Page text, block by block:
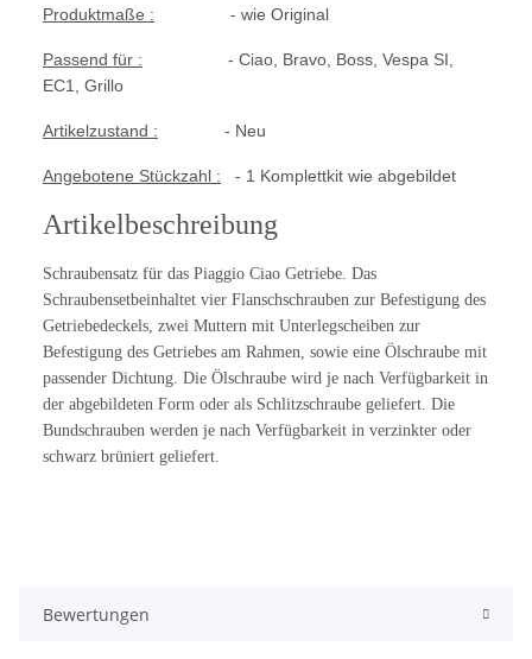
Produktmaße : - wie Original
Passend für : - Ciao, Bravo, Boss, Vespa SI,
EC1, Grillo
Artikelzustand : - Neu
Angebotene Stückzahl : - 1 Komplettkit wie abgebildet
Artikelbeschreibung
Schraubensatz für das Piaggio Ciao Getriebe. Das
Schraubensetbeinhaltet vier Flanschschrauben zur Befestigung des
Getriebedeckels, zwei Muttern mit Unterlegscheiben zur
Befestigung des Getriebes am Rahmen, sowie eine Ölschraube mit
passender Dichtung. Die Ölschraube wird je nach Verfügbarkeit in
der abgebildeten Form oder als Schlitzschraube geliefert. Die
Bundschrauben werden je nach Verfügbarkeit in verzinkter oder
schwarz brüniert geliefert.
Bewertungen